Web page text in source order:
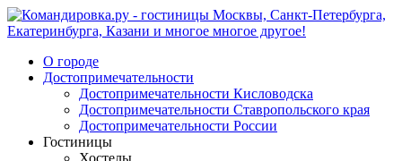
О городе
Достопримечательности
Достопримечательности Кисловодска
Достопримечательности Ставропольского края
Достопримечательности России
Гостиницы
Хостелы